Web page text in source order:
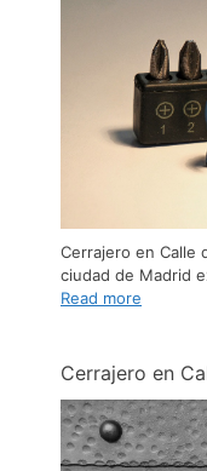
Cerrajero en Calle
ciudad de Madrid
Read more
Cerrajero en